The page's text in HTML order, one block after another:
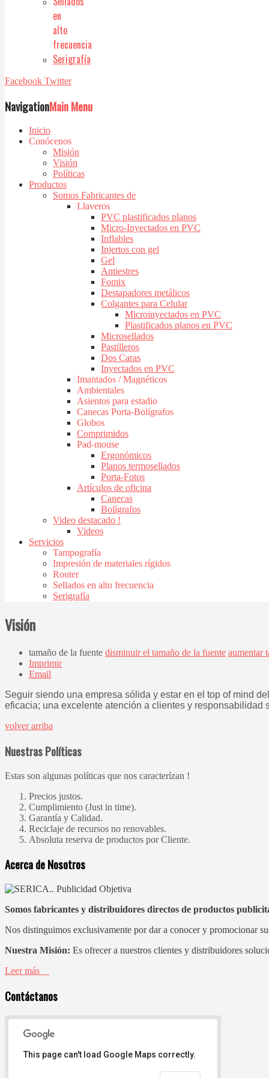
en
alto
frecuencia
Serigrafía
Facebook Twitter
NavigationMain Menu
Inicio
Conócenos
Misión
Visión
Políticas
Productos
Somos Fabricantes de
Llaveros
PVC plastificados planos
Micro-Inyectados en PVC
Inflables
Injertos con gel
Gel
Antiestres
Fomix
Destapadores metálicos
Colgantes para Celular
Microinyectados en PVC
Plastificados planos en PVC
Microsellados
Pastilleros
Dos Caras
Inyectados en PVC
Imantados / Magnéticos
Ambientales
Asientos para estadio
Canecas Porta-Bolígrafos
Globos
Comprimidos
Pad-mouse
Ergonómicos
Planos termosellados
Porta-Fotos
Artículos de oficina
Canecas
Bolígrafos
Video destacado !
Videos
Servicios
Tampografía
Impresión de materiales rígidos
Router
Sellados en alto frecuencia
Serigrafía
Visión
tamaño de la fuente disminuir el tamaño de la fuente aumentar
Imprimir
Email
Seguir siendo una empresa sólida y estar en el top of mind
eficacia; una excelente atención a clientes y
volver arriba
Nuestras Políticas
Estas son algunas políticas que nos caracterízan !
Precios justos.
Cumplimiento (Just in time).
Garantía y Calidad.
Reciclaje de recursos no renovables.
Absoluta reserva de productos por Cliente.
Acerca de Nosotros
Somos fabricantes y distribuidores directos de productos
Nos distinguimos exclusivamente por dar a conocer y promocionar
Nuestra Misión: Es ofrecer a nuestros clientes y distribuidores
Leer más
Contáctanos
This page can't load Google Maps correctly.